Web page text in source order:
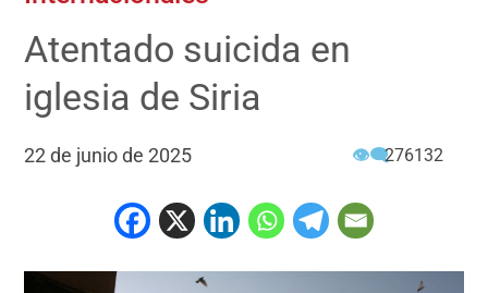
Atentado suicida en
iglesia de Siria
22 de junio de 2025 👁‍🗨276132